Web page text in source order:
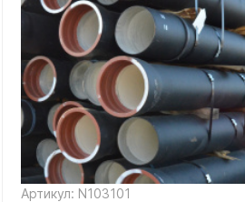
Артикул: N103101